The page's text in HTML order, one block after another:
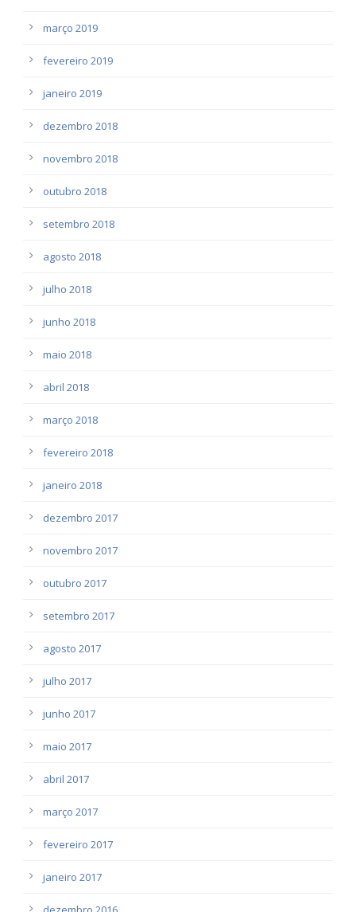
março 2019
fevereiro 2019
janeiro 2019
dezembro 2018
novembro 2018
outubro 2018
setembro 2018
agosto 2018
julho 2018
junho 2018
maio 2018
abril 2018
março 2018
fevereiro 2018
janeiro 2018
dezembro 2017
novembro 2017
outubro 2017
setembro 2017
agosto 2017
julho 2017
junho 2017
maio 2017
abril 2017
março 2017
fevereiro 2017
janeiro 2017